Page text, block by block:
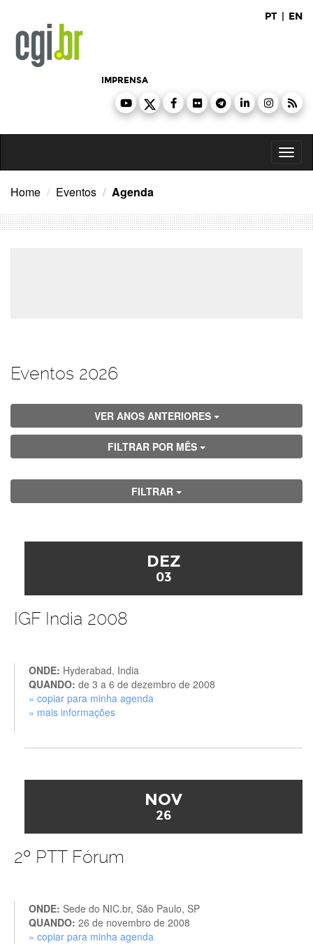
conteúdo
PT | EN
IMPRENSA
Home Eventos Agenda
Eventos 2026
VER ANOS ANTERIORES
FILTRAR POR MÊS
FILTRAR
DEZ
03
IGF India 2008
ONDE: Hyderabad, India
QUANDO: de 3 a 6 de dezembro de 2008
» copiar para minha agenda
» mais informações
NOV
26
2º PTT Fórum
ONDE: Sede do NIC.br, São Paulo, SP
QUANDO: 26 de novembro de 2008
» copiar para minha agenda